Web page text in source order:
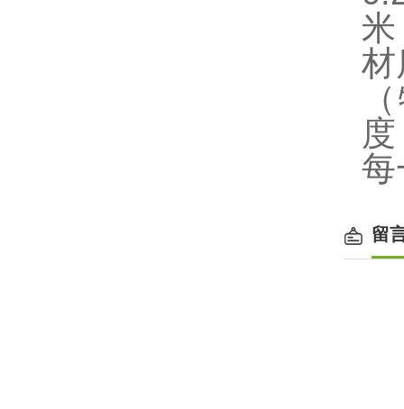
材
每
留